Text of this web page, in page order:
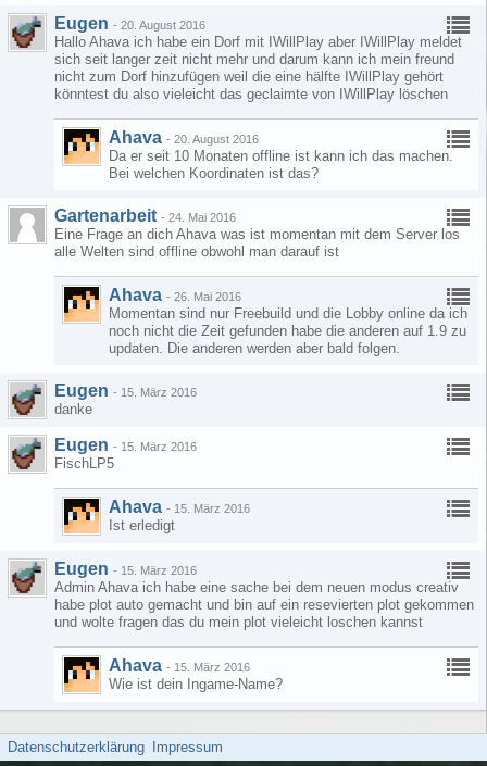
Eugen - 20. August 2016
Hallo Ahava ich habe ein Dorf mit IWillPlay aber IWillPlay meldet
sich seit langer zeit nicht mehr und darum kann ich mein freund
nicht zum Dorf hinzufügen weil die eine hälfte IWillPlay gehört
könntest du also vieleicht das geclaimte von IWillPlay löschen
Ahava - 20. August 2016
Da er seit 10 Monaten offline ist kann ich das machen.
Bei welchen Koordinaten ist das?
Gartenarbeit - 24. Mai 2016
Eine Frage an dich Ahava was ist momentan mit dem Server los
alle Welten sind offline obwohl man darauf ist
Ahava - 26. Mai 2016
Momentan sind nur Freebuild und die Lobby online da ich
noch nicht die Zeit gefunden habe die anderen auf 1.9 zu
updaten. Die anderen werden aber bald folgen.
Eugen - 15. März 2016
danke
Eugen - 15. März 2016
FischLP5
Ahava - 15. März 2016
Ist erledigt
Eugen - 15. März 2016
Admin Ahava ich habe eine sache bei dem neuen modus creativ
habe plot auto gemacht und bin auf ein resevierten plot gekommen
und wolte fragen das du mein plot vieleicht loschen kannst
Ahava - 15. März 2016
Wie ist dein Ingame-Name?
Datenschutzerklärung Impressum